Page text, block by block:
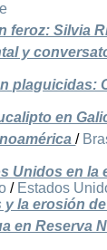
feroz: Silvia
y
plaguicidas:
en
/
Unidos en la
/ Estados
y la erosión
en Reserva